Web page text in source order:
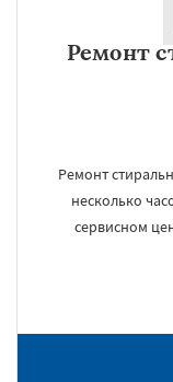
Ремонт
Ремонт
несколько
сервисном